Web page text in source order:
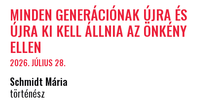
MINDEN GENERÁCIÓNAK ÚJRA ÉS
ÚJRA KI KELL ÁLLNIA AZ ÖNKÉNY
ELLEN
2026. JÚLIUS 28.
Schmidt Mária
történész